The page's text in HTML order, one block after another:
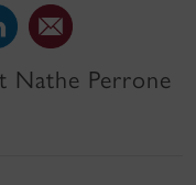
Nathe Perrone